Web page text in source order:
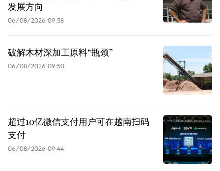
发展方向
06/08/2026 09:58
破解木材深加工原料“瓶颈”
06/08/2026 09:50
超过10亿微信支付用户可在越南扫码
支付
06/08/2026 09:44